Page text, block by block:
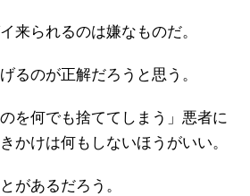
来られるのは嫌なものだ。
るのが正解だろうと思う。
を何でも捨ててしまう」悪者に
かけは何もしないほうがいい。
があるだろう。